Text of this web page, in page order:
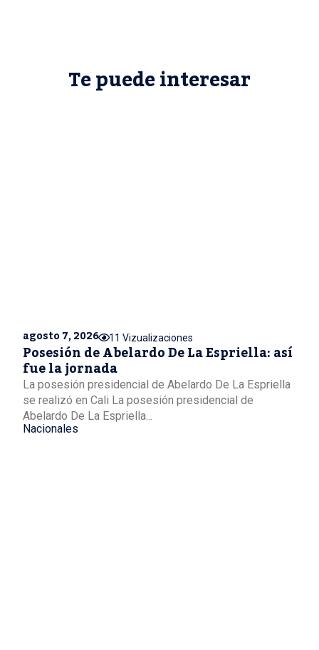
Te puede interesar
agosto 7, 2026 11 Vizualizaciones
Posesión de Abelardo De La Espriella: así
fue la jornada
La posesión presidencial de Abelardo De La Espriella
se realizó en Cali La posesión presidencial de
Abelardo De La Espriella...
Nacionales